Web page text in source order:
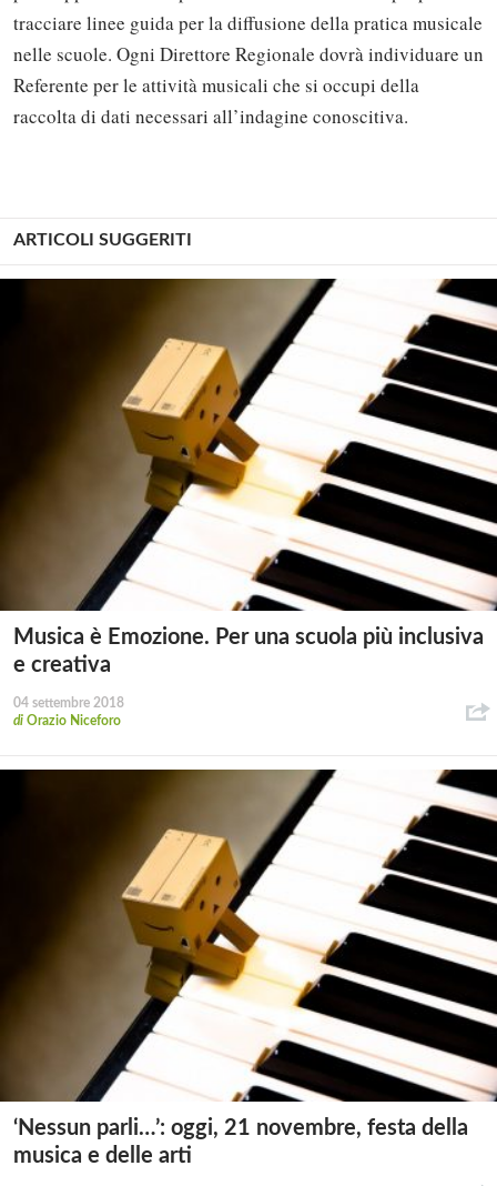
tracciare linee guida per la diffusione della pratica musicale
nelle scuole. Ogni Direttore Regionale dovrà individuare un
Referente per le attività musicali che si occupi della
raccolta di dati necessari all’indagine conoscitiva.
ARTICOLI SUGGERITI
Musica è Emozione. Per una scuola più inclusiva
e creativa
04 settembre 2018
di Orazio Niceforo
‘Nessun parli…’: oggi, 21 novembre, festa della
musica e delle arti